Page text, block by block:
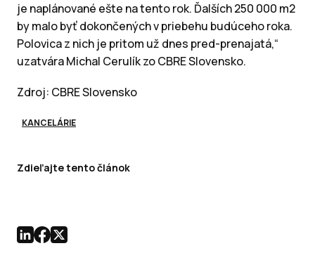
je naplánované ešte na tento rok. Ďalších 250 000 m2
by malo byť dokončených v priebehu budúceho roka.
Polovica z nich je pritom už dnes pred-prenajatá,“
uzatvára Michal Cerulík zo CBRE Slovensko.
Zdroj: CBRE Slovensko
KANCELÁRIE
Zdieľajte tento článok